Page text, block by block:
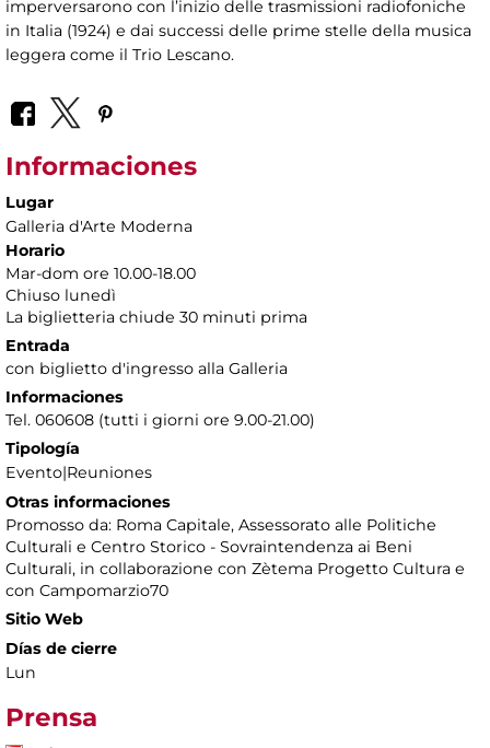
imperversarono con l’inizio delle trasmissioni radiofoniche
in Italia (1924) e dai successi delle prime stelle della musica
leggera come il Trio Lescano.
Informaciones
Lugar
Galleria d'Arte Moderna
Horario
Mar-dom ore 10.00-18.00
Chiuso lunedì
La biglietteria chiude 30 minuti prima
Entrada
con biglietto d'ingresso alla Galleria
Informaciones
Tel. 060608 (tutti i giorni ore 9.00-21.00)
Tipología
Evento|Reuniones
Otras informaciones
Promosso da: Roma Capitale, Assessorato alle Politiche
Culturali e Centro Storico - Sovraintendenza ai Beni
Culturali, in collaborazione con Zètema Progetto Cultura e
con Campomarzio70
Sitio Web
Días de cierre
Lun
Prensa